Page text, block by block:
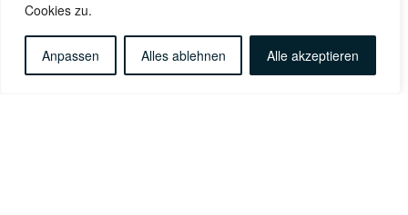
Cookies zu.
Anpassen Alles ablehnen Alle akzeptieren